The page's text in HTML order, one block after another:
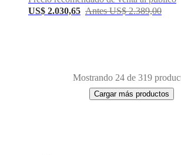
US$ 2.030,65 Antes US$ 2.389,00
Mostrando 24 de 319
Cargar más productos